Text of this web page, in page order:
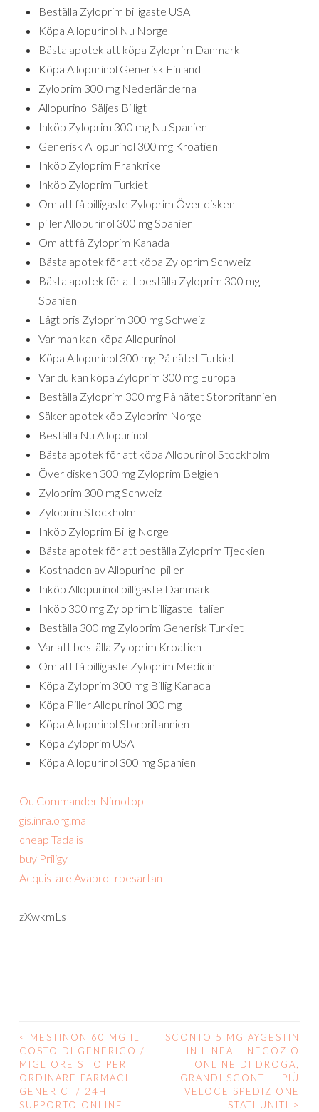
Beställa Zyloprim billigaste USA
Köpa Allopurinol Nu Norge
Bästa apotek att köpa Zyloprim Danmark
Köpa Allopurinol Generisk Finland
Zyloprim 300 mg Nederländerna
Allopurinol Säljes Billigt
Inköp Zyloprim 300 mg Nu Spanien
Generisk Allopurinol 300 mg Kroatien
Inköp Zyloprim Frankrike
Inköp Zyloprim Turkiet
Om att få billigaste Zyloprim Över disken
piller Allopurinol 300 mg Spanien
Om att få Zyloprim Kanada
Bästa apotek för att köpa Zyloprim Schweiz
Bästa apotek för att beställa Zyloprim 300 mg
Spanien
Lågt pris Zyloprim 300 mg Schweiz
Var man kan köpa Allopurinol
Köpa Allopurinol 300 mg På nätet Turkiet
Var du kan köpa Zyloprim 300 mg Europa
Beställa Zyloprim 300 mg På nätet Storbritannien
Säker apotekköp Zyloprim Norge
Beställa Nu Allopurinol
Bästa apotek för att köpa Allopurinol Stockholm
Över disken 300 mg Zyloprim Belgien
Zyloprim 300 mg Schweiz
Zyloprim Stockholm
Inköp Zyloprim Billig Norge
Bästa apotek för att beställa Zyloprim Tjeckien
Kostnaden av Allopurinol piller
Inköp Allopurinol billigaste Danmark
Inköp 300 mg Zyloprim billigaste Italien
Beställa 300 mg Zyloprim Generisk Turkiet
Var att beställa Zyloprim Kroatien
Om att få billigaste Zyloprim Medicin
Köpa Zyloprim 300 mg Billig Kanada
Köpa Piller Allopurinol 300 mg
Köpa Allopurinol Storbritannien
Köpa Zyloprim USA
Köpa Allopurinol 300 mg Spanien
Ou Commander Nimotop
gis.inra.org.ma
cheap Tadalis
buy Priligy
Acquistare Avapro Irbesartan
zXwkmLs
POST
NAVIGATION
<
MESTINON 60 MG IL
COSTO DI GENERICO /
MIGLIORE SITO PER
ORDINARE FARMACI
GENERICI / 24H
SUPPORTO ONLINE
SCONTO 5 MG AYGESTIN
IN LINEA – NEGOZIO
ONLINE DI DROGA,
GRANDI SCONTI – PIÙ
VELOCE SPEDIZIONE
STATI UNITI
>